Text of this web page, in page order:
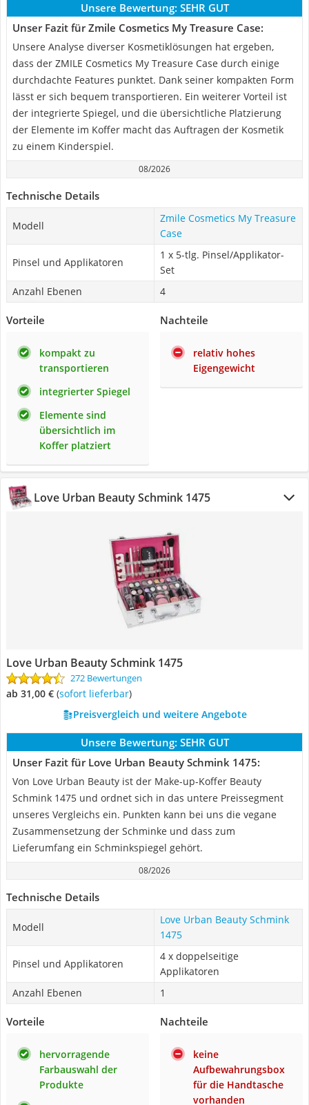
Unsere Bewertung: SEHR GUT
Unser Fazit für Zmile Cosmetics My Treasure Case:
Unsere Analyse diverser Kosmetiklösungen hat ergeben,
dass der ZMILE Cosmetics My Treasure Case durch einige
durchdachte Features punktet. Dank seiner kompakten Form
lässt er sich bequem transportieren. Ein weiterer Vorteil ist
der integrierte Spiegel, und die übersichtliche Platzierung
der Elemente im Koffer macht das Auftragen der Kosmetik
zu einem Kinderspiel.
08/2026
Technische Details
Modell
Zmile Cosmetics My Treasure
Case
Pinsel und Applikatoren
1 x 5-tlg. Pinsel/Applikator-
Set
Anzahl Ebenen
4
Vorteile
kompakt zu
transportieren
integrierter Spiegel
Elemente sind
übersichtlich im
Koffer platziert
Nachteile
relativ hohes
Eigengewicht
Love Urban Beauty Schmink 1475
Love Urban Beauty Schmink 1475
272 Bewertungen
ab 31,00 € ( Sofort lieferbar)
Preisvergleich und weitere Angebote
Unsere Bewertung: SEHR GUT
Unser Fazit für Love Urban Beauty Schmink 1475:
Von Love Urban Beauty ist der Make-up-Koffer Beauty
Schmink 1475 und ordnet sich in das untere Preissegment
unseres Vergleichs ein. Punkten kann bei uns die vegane
Zusammensetzung der Schminke und dass zum
Lieferumfang ein Schminkspiegel gehört.
08/2026
Technische Details
Modell
Love Urban Beauty Schmink
1475
Pinsel und Applikatoren
4 x doppelseitige
Applikatoren
Anzahl Ebenen
1
Vorteile
hervorragende
Farbauswahl der
Produkte
Nachteile
keine
Aufbewahrungsbox
für die Handtasche
vorhanden